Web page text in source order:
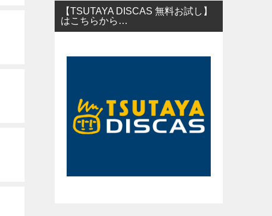
【TSUTAYA DISCAS 無料お試し】
はこちらから…